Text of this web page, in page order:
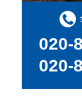
020-
020-